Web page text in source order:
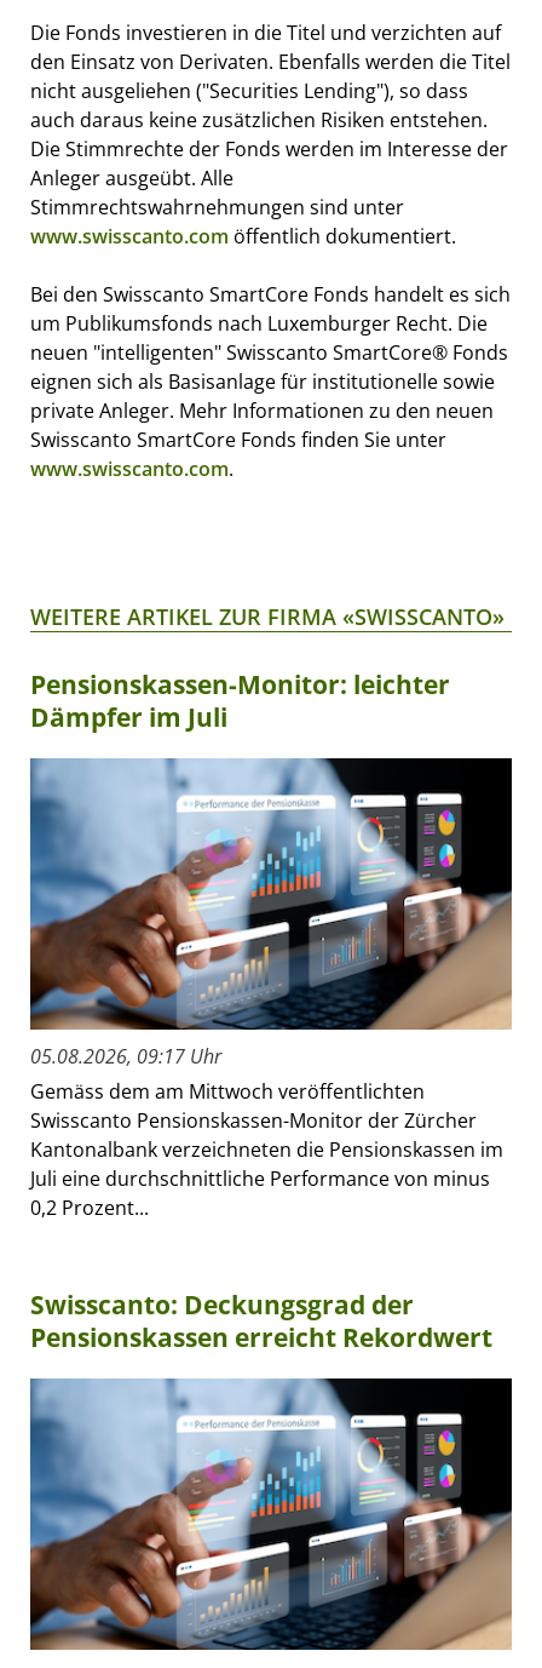
Die Fonds investieren in die Titel und verzichten auf
den Einsatz von Derivaten. Ebenfalls werden die Titel
nicht ausgeliehen ("Securities Lending"), so dass
auch daraus keine zusätzlichen Risiken entstehen.
Die Stimmrechte der Fonds werden im Interesse der
Anleger ausgeübt. Alle
Stimmrechtswahrnehmungen sind unter
www.swisscanto.com öffentlich dokumentiert.
Bei den Swisscanto SmartCore Fonds handelt es sich
um Publikumsfonds nach Luxemburger Recht. Die
neuen "intelligenten" Swisscanto SmartCore® Fonds
eignen sich als Basisanlage für institutionelle sowie
private Anleger. Mehr Informationen zu den neuen
Swisscanto SmartCore Fonds finden Sie unter
www.swisscanto.com.
WEITERE ARTIKEL ZUR FIRMA «SWISSCANTO»
Pensionskassen-Monitor: leichter
Dämpfer im Juli
05.08.2026, 09:17 Uhr
Gemäss dem am Mittwoch veröffentlichten
Swisscanto Pensionskassen-Monitor der Zürcher
Kantonalbank verzeichneten die Pensionskassen im
Juli eine durchschnittliche Performance von minus
0,2 Prozent...
Swisscanto: Deckungsgrad der
Pensionskassen erreicht Rekordwert